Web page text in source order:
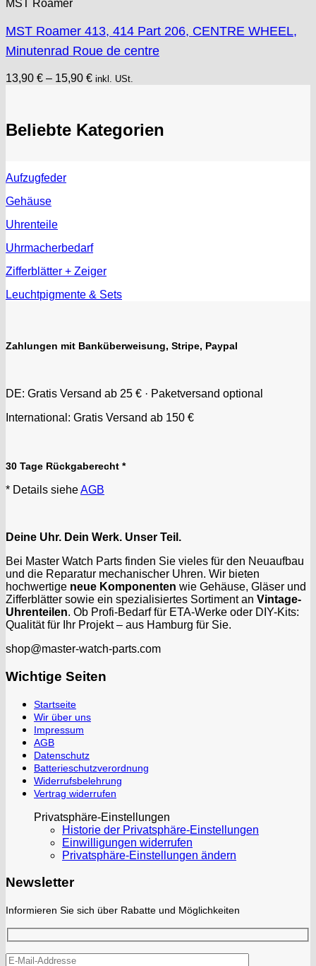
MST Roamer
MST Roamer 413, 414 Part 206, CENTRE WHEEL,
Minutenrad Roue de centre
13,90 € – 15,90 € inkl. USt.
Beliebte Kategorien
Aufzugfeder
Gehäuse
Uhrenteile
Uhrmacherbedarf
Zifferblätter + Zeiger
Leuchtpigmente & Sets
Zahlungen mit Banküberweisung, Stripe, Paypal
DE: Gratis Versand ab 25 € · Paketversand optional
International: Gratis Versand ab 150 €
30 Tage Rückgaberecht *
* Details sieheAGB
Deine Uhr. Dein Werk. Unser Teil.
Bei Master Watch Parts finden Sie vieles für den Neuaufbau
und die Reparatur mechanischer Uhren. Wir bieten
hochwertige neue Komponenten wie Gehäuse, Gläser und
Zifferblätter sowie ein spezialisiertes Sortiment an Vintage-
Uhrenteilen. Ob Profi-Bedarf für ETA-Werke oder DIY-Kits:
Qualität für Ihr Projekt – aus Hamburg für Sie.
shop@master-watch-parts.com
Wichtige Seiten
Startseite
Wir über uns
Impressum
AGB
Datenschutz
Batterieschutzverordnung
Widerrufsbelehrung
Vertrag widerrufen
Privatsphäre-Einstellungen
Historie der Privatsphäre-Einstellungen
Einwilligungen widerrufen
Privatsphäre-Einstellungen ändern
Newsletter
Informieren Sie sich über Rabatte und Möglichkeiten